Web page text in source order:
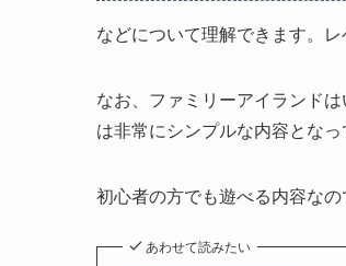
などについて理解できます。
なお、ファミリーアイランド
は非常にシンプルな内容となっ
初心者の方でも遊べる内容なの
あわせて読みたい